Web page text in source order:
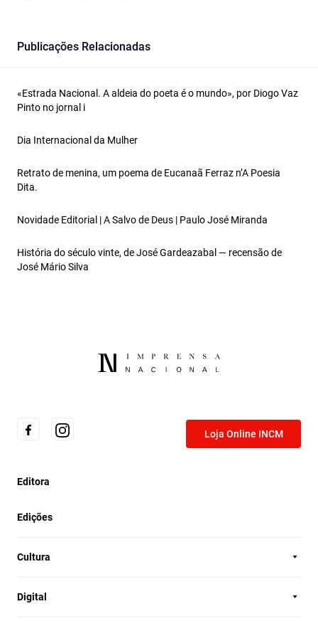
Publicações Relacionadas
«Estrada Nacional. A aldeia do poeta é o mundo», por Diogo Vaz
Pinto no jornal i
Dia Internacional da Mulher
Retrato de menina, um poema de Eucanaã Ferraz n’A Poesia
Dita.
Novidade Editorial | A Salvo de Deus | Paulo José Miranda
História do século vinte, de José Gardeazabal — recensão de
José Mário Silva
Loja Online INCM
Editora
Edições
Cultura
Digital